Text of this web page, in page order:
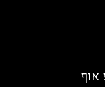
אוף